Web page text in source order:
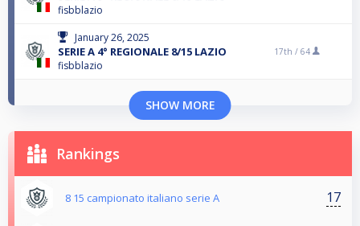
fisbblazio
January 26, 2025
SERIE A 4° REGIONALE 8/15 LAZIO
fisbblazio
17th / 64
SHOW MORE
Rankings
8 15 campionato italiano serie A 17